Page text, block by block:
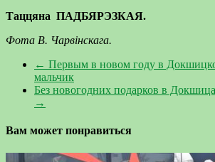
Таццяна ПАДБЯРЭЗКАЯ.
Фота В. Чарвінскага.
← Первым в новом году в
мальчик
Без новогодних подарков в
→
Вам может понравиться